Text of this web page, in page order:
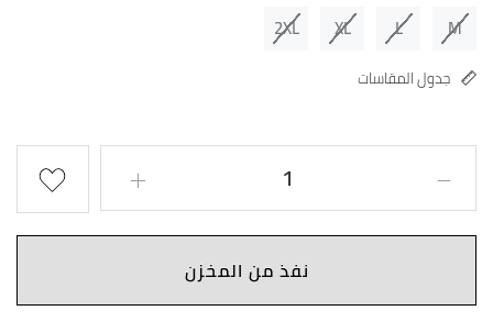
M
L
XL
2XL
جدول المقاسات
نفذ من المخزن